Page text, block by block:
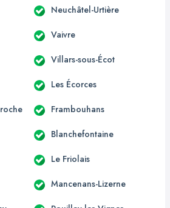
Neuchâtel-Urtière
Vaivre
Villars-sous-Écot
Les Écorces
Frambouhans
Blanchefontaine
Le Friolais
Mancenans-Lizerne